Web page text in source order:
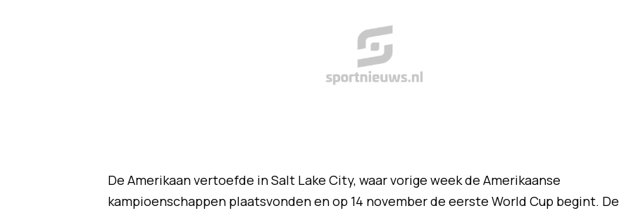
De Amerikaan vertoefde in Salt Lake City, waar vorige week de Amerikaanse
kampioenschappen plaatsvonden en op 14 november de eerste World Cup begint. De